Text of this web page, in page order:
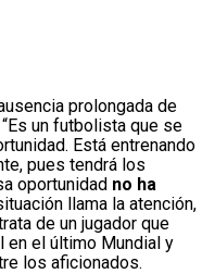
prolongada de
“Es un futbolista que se
Está entrenando
pues tendrá los
oportunidad no ha
llama la atención,
de un jugador que
en el último Mundial y
los aficionados.